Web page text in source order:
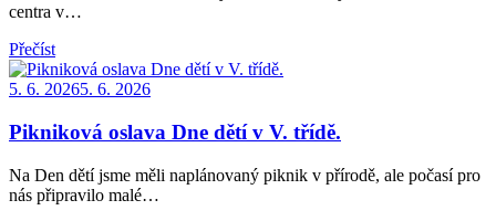
centra v…
Přečíst
Posted
5. 6. 20265. 6. 2026
Pikniková oslava Dne dětí v V. třídě.
Na Den dětí jsme měli naplánovaný piknik v přírodě, ale počasí pro
nás připravilo malé…